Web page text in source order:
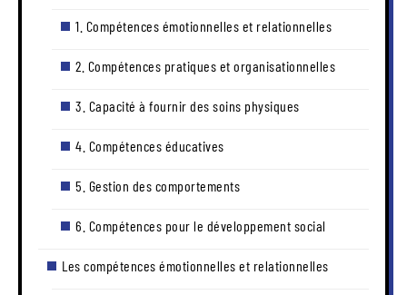
1. Compétences émotionnelles et relationnelles
2. Compétences pratiques et organisationnelles
3. Capacité à fournir des soins physiques
4. Compétences éducatives
5. Gestion des comportements
6. Compétences pour le développement social
Les compétences émotionnelles et relationnelles